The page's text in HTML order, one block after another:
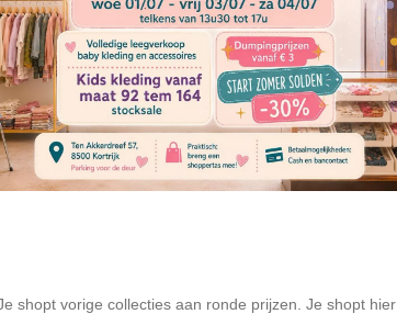
shopt vorige collecties aan ronde prijzen. Je shopt hier